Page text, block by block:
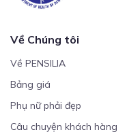
Về Chúng tôi
Về PENSILIA
Bảng giá
Phụ nữ phải đẹp
Câu chuyện khách hàng